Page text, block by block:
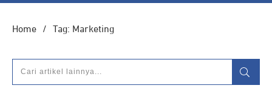
Home / Tag: Marketing